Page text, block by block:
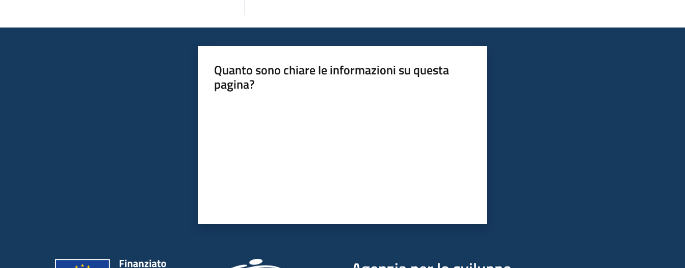
Quanto sono chiare le informazioni su questa
pagina?